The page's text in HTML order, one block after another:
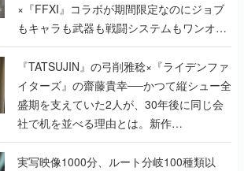
×『FFXI』コラボが期間限定なのにジョブ
もキャラも武器も戦闘システムもワンオフ
で作り込まれた理由を両ディレクターに聞
く
『TATSUJIN』の弓削雅稔×『ライデンファ
イターズ』の齋藤貴幸──かつて縦シュー全
盛期を支えていた2人が、30年後に同じ会
社で机を並べる理由とは。新作
『TATSUJIN EXTREME』で初タッグを組
んだレジェンド2人に訊く開発秘話
実写映像1000分、ルート分岐100種類以